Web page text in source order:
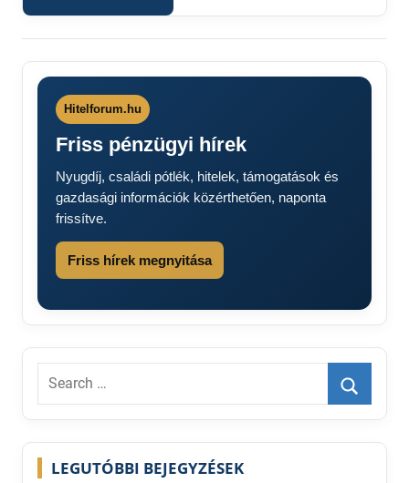
fórum
Hitelforum.hu
Friss pénzügyi hírek
Nyugdíj, családi pótlék, hitelek, támogatások és
gazdasági információk közérthetően, naponta
frissítve.
Friss hírek megnyitása
Search
Search
LEGUTÓBBI BEJEGYZÉSEK